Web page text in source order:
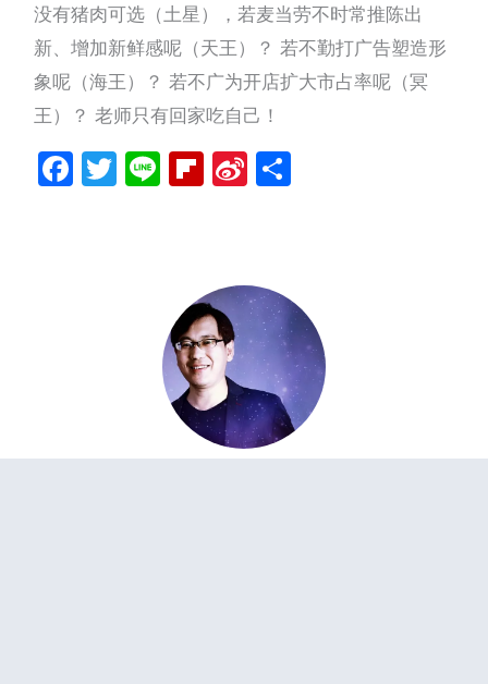
没有猪肉可选（土星），若麦当劳不时常推陈出
新、增加新鲜感呢（天王）？ 若不勤打广告塑造形
象呢（海王）？ 若不广为开店扩大市占率呢（冥
王）？ 老师只有回家吃自己！
Facebook
Twitter
LineFlipboard
Sina